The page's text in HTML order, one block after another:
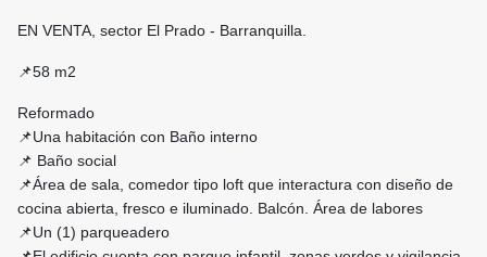
EN VENTA, sector El Prado - Barranquilla.
📌58 m2
Reformado
📌Una habitación con Baño interno
📌 Baño social
📌Área de sala, comedor tipo loft que interactura con diseño de
cocina abierta, fresco e iluminado. Balcón. Área de labores
📌Un (1) parqueadero